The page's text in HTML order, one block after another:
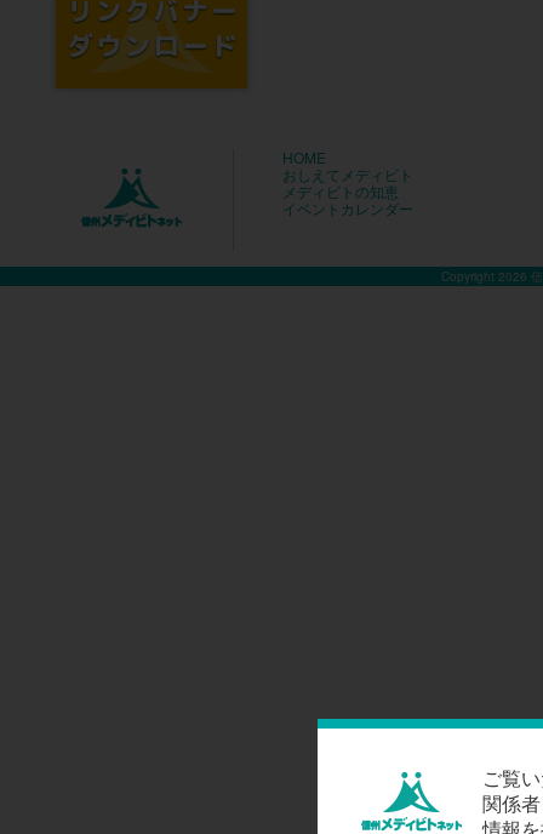
HOME
おしえてメディビト
メディビトの知恵
イベントカレンダー
Copyright 2026
ご覧
関係